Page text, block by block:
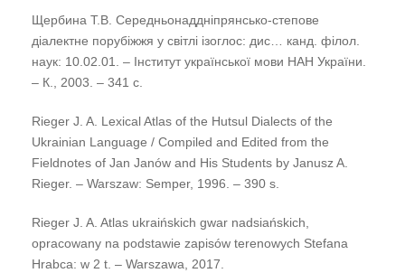
Щербина Т.В. Середньонаддніпрянсько-степове
діалектне порубіжжя у світлі ізоглос: дис… канд. філол.
наук: 10.02.01. – Інститут української мови НАН України.
– К., 2003. – 341 с.
Rieger J. A. Lexical Atlas of the Hutsul Dialects of the
Ukrainian Language / Compiled and Edited from the
Fieldnotes of Jan Janów and His Students by Janusz A.
Rieger. – Warszaw: Semper, 1996. – 390 s.
Rieger J. A. Atlas ukraińskich gwar nadsiańskich,
opracowany na podstawie zapisów terenowych Stefana
Hrabca: w 2 t. – Warszawa, 2017.